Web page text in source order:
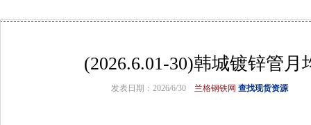
(2026.6.01-30)韩城镀锌管月
发表日期：2026/6/30 兰格钢铁网 查找现货资源